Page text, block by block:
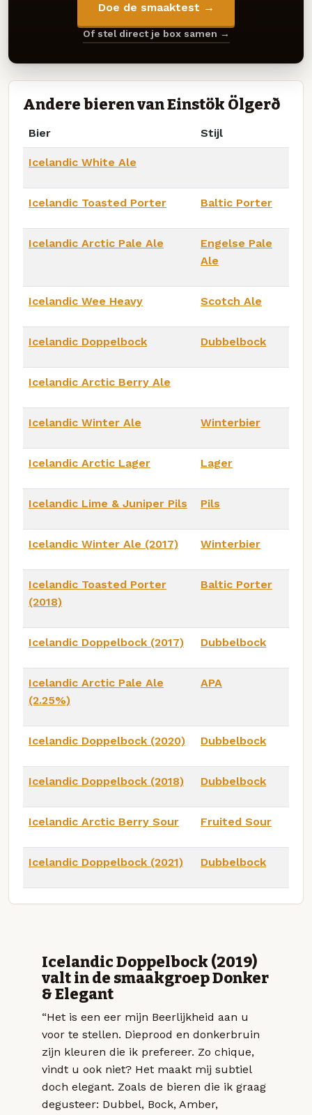
Doe de smaaktest →
Of stel direct je box samen →
Andere bieren van Einstök Ölgerð
Bier Stijl
Icelandic White Ale
Icelandic Toasted Porter Baltic Porter
Icelandic Arctic Pale Ale
Engelse Pale
Ale
Icelandic Wee Heavy Scotch Ale
Icelandic Doppelbock Dubbelbock
Icelandic Arctic Berry Ale
Icelandic Winter Ale Winterbier
Icelandic Arctic Lager Lager
Icelandic Lime & Juniper Pils Pils
Icelandic Winter Ale (2017) Winterbier
Icelandic Toasted Porter
(2018)
Baltic Porter
Icelandic Doppelbock (2017) Dubbelbock
Icelandic Arctic Pale Ale
(2.25%)
APA
Icelandic Doppelbock (2020) Dubbelbock
Icelandic Doppelbock (2018) Dubbelbock
Icelandic Arctic Berry Sour Fruited Sour
Icelandic Doppelbock (2021) Dubbelbock
Icelandic Doppelbock (2019)
valt in de smaakgroep Donker
& Elegant
“Het is een eer mijn Beerlijkheid aan u
voor te stellen. Dieprood en donkerbruin
zijn kleuren die ik prefereer. Zo chique,
vindt u ook niet? Het maakt mij subtiel
doch elegant. Zoals de bieren die ik graag
degusteer: Dubbel, Bock, Amber,